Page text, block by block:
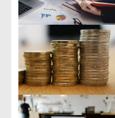
о
з
а
п